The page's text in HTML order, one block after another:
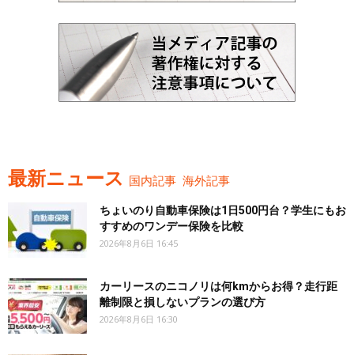
最新ニュース 国内記事 海外記事
ちょいのり自動車保険は1日500円台？学生にもお
すすめのワンデー保険を比較
2026年8月6日 16:45
カーリースのニコノリは何kmからお得？走行距
離制限と損しないプランの選び方
2026年8月6日 16:30